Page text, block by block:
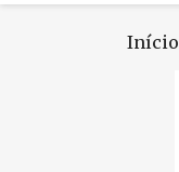
Início